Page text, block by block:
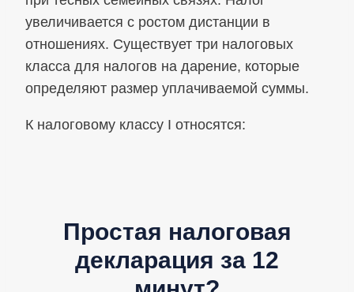
увеличивается с ростом дистанции в
отношениях. Существует три налоговых
класса для налогов на дарение, которые
определяют размер уплачиваемой суммы.
К налоговому классу I относятся:
Простая налоговая
декларация за 12